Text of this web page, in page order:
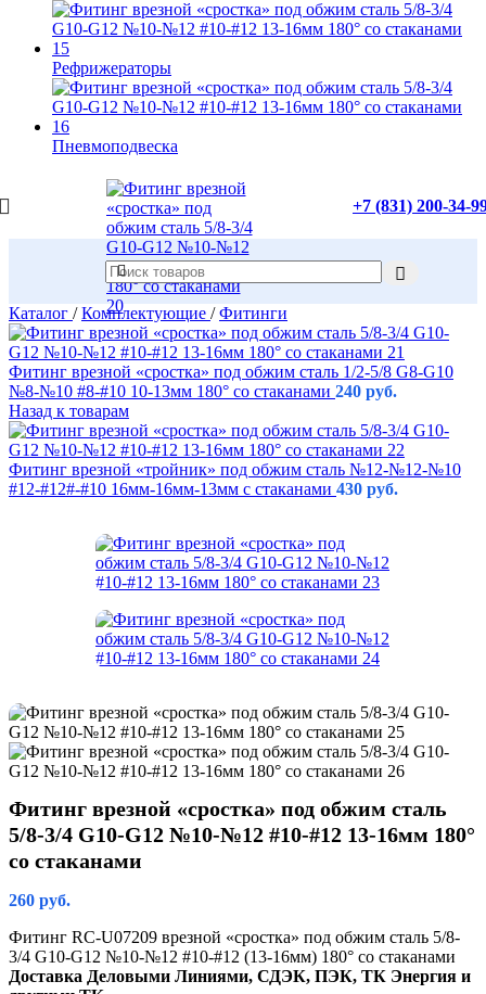
Рефрижераторы
Пневмоподвеска
+7 (831) 200-34-
Каталог / Комплектующие / Фитинги
Фитинг врезной «сростка» под обжим сталь 1/2-5/8 G8-G10
№8-№10 #8-#10 10-13мм 180° со стаканами 240 руб.
Назад к товарам
Фитинг врезной «тройник» под обжим сталь №12-№12-№10
#12-#12#-#10 16мм-16мм-13мм с стаканами 430 руб.
Фитинг врезной «сростка» под обжим сталь
5/8-3/4 G10-G12 №10-№12 #10-#12 13-16мм 180°
со стаканами
260 руб.
Фитинг RC-U07209 врезной «сростка» под обжим сталь 5/8-
3/4 G10-G12 №10-№12 #10-#12 (13-16мм) 180° со стаканами
Доставка Деловыми Линиями, СДЭК, ПЭК, ТК Энергия и